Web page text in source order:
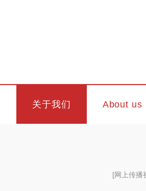
关于我们 About us
[网上传播